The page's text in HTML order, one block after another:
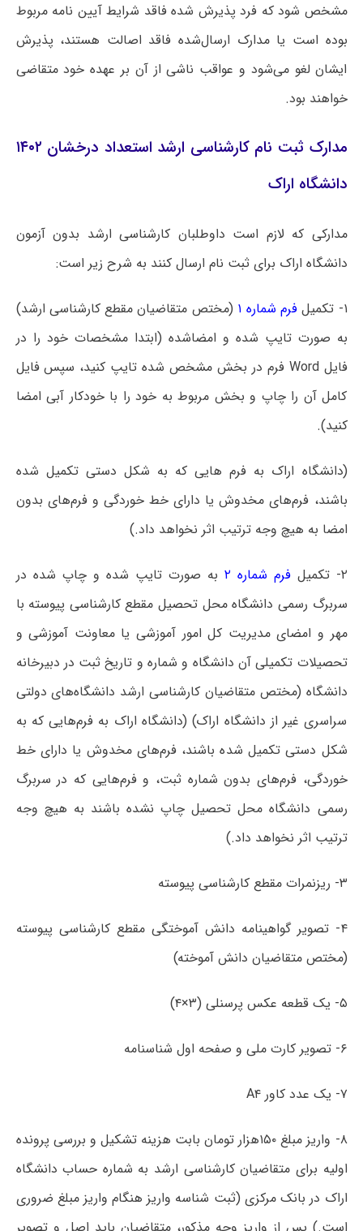
مشخص شود که فرد پذیرش شده فاقد شرایط آیین نامه مربوط
بوده است یا مدارک ارسال‌شده فاقد اصالت هستند، پذیرش
ایشان لغو می‌شود و عواقب ناشی از آن بر عهده خود متقاضی
خواهند بود.
مدارک ثبت نام کارشناسی ارشد استعداد درخشان ۱۴۰۲
دانشگاه اراک
مدارکی که لازم است داوطلبان کارشناسی ارشد بدون آزمون
دانشگاه اراک برای ثبت نام ارسال کنند به شرح زیر است:
۱- تکمیل فرم شماره ۱
(مختص متقاضیان مقطع کارشناسی ارشد)
به صورت تایپ شده و امضاشده (ابتدا مشخصات خود را در
فایل Word فرم در بخش مشخص شده تایپ کنید، سپس فایل
کامل آن را چاپ و بخش مربوط به خود را با خودکار آبی امضا
کنید).
(دانشگاه اراک به فرم هایی که به شکل دستی تکمیل شده
باشند، فرم‌های مخدوش یا دارای خط خوردگی و فرم‌های بدون
امضا به هیچ وجه ترتیب اثر نخواهد داد.)
۲- تکمیل فرم شماره ۲
به صورت تایپ شده و چاپ شده در
سربرگ رسمی دانشگاه محل تحصیل مقطع کارشناسی پیوسته با
مهر و امضای مدیریت کل امور آموزشی یا معاونت آموزشی و
تحصیلات تکمیلی آن دانشگاه و شماره و تاریخ ثبت در دبیرخانه
دانشگاه (مختص متقاضیان کارشناسی ارشد دانشگاه‌های دولتی
سراسری غیر از دانشگاه اراک) (دانشگاه اراک به فرم‌هایی که به
شکل دستی تکمیل شده باشند، فرم‌های مخدوش یا دارای خط
خوردگی، فرم‌های بدون شماره ثبت، و فرم‌هایی که در سربرگ
رسمی دانشگاه محل تحصیل چاپ نشده باشند به هیچ وجه
ترتیب اثر نخواهد داد.)
۳- ریزنمرات مقطع کارشناسی پیوسته
۴- تصویر گواهینامه دانش آموختگی مقطع کارشناسی پیوسته
(مختص متقاضیان دانش آموخته)
۵- یک قطعه عکس پرسنلی (۳×۴)
۶- تصویر کارت ملی و صفحه اول شناسنامه
۷- یک عدد کاور A۴
۸- واریز مبلغ ۱۵۰هزار تومان بابت هزینه تشکیل و بررسی پرونده
اولیه برای متقاضیان کارشناسی ارشد به شماره حساب دانشگاه
اراک در بانک مرکزی (ثبت شناسه واریز هنگام واریز مبلغ ضروری